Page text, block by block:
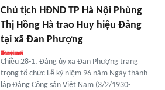
Chủ tịch HĐND TP Hà Nội Phùng
Thị Hồng Hà trao Huy hiệu Đảng
tại xã Đan Phượng
Chiều 28-1, Đảng ủy xã Đan Phượng trang
trọng tổ chức Lễ kỷ niệm 96 năm Ngày thành
lập Đảng Cộng sản Việt Nam (3/2/1930-